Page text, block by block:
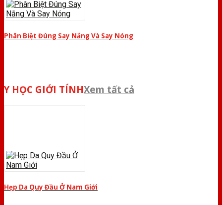
Phân Biệt Đúng Say Nắng Và Say Nóng
Y HỌC GIỚI TÍNHXem tất cả
Hẹp Da Quy Đầu Ở Nam Giới